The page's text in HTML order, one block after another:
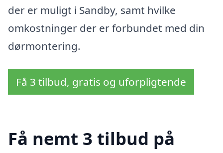
der er muligt i Sandby, samt hvilke
omkostninger der er forbundet med din
dørmontering.
Få 3 tilbud, gratis og uforpligtende
Få nemt 3 tilbud på